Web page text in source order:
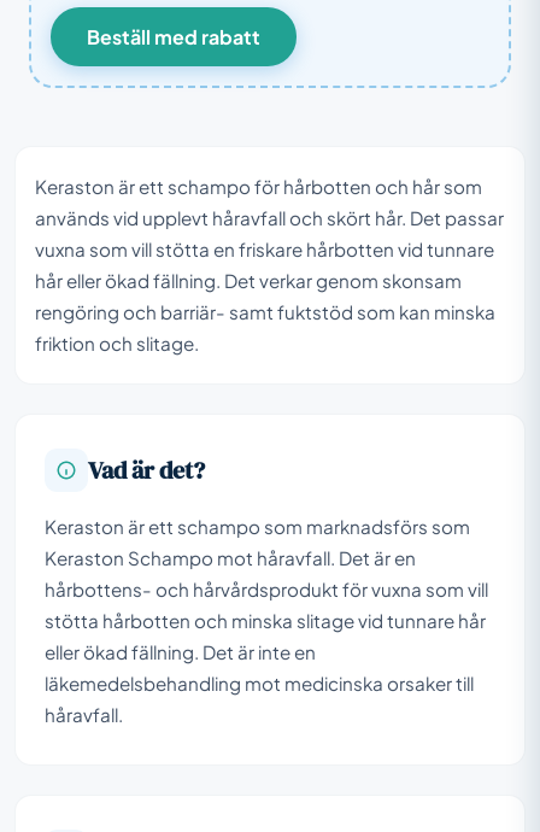
Beställ med rabatt
Keraston är ett schampo för hårbotten och hår som
används vid upplevt håravfall och skört hår. Det passar
vuxna som vill stötta en friskare hårbotten vid tunnare
hår eller ökad fällning. Det verkar genom skonsam
rengöring och barriär- samt fuktstöd som kan minska
friktion och slitage.
Vad är det?
Keraston är ett schampo som marknadsförs som
Keraston Schampo mot håravfall. Det är en
hårbottens- och hårvårdsprodukt för vuxna som vill
stötta hårbotten och minska slitage vid tunnare hår
eller ökad fällning. Det är inte en
läkemedelsbehandling mot medicinska orsaker till
håravfall.